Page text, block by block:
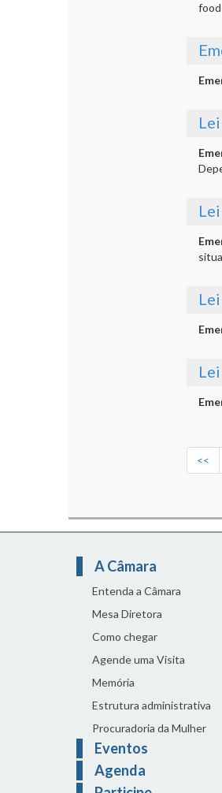
food
<<
A Câmara
Entenda a Câmara
Mesa Diretora
Como chegar
Agende uma Visita
Memória
Estrutura administrativa
Procuradoria da Mulher
Eventos
Agenda